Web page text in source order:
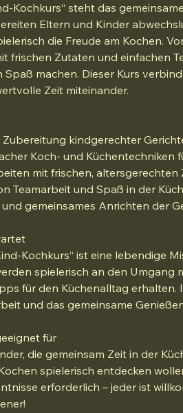
.
S
e
p
t
.
Kochkurs“ steht das
Eltern und Kinder
die Freude am Kochen.
frischen Zutaten und einfachen
Spaß machen. Dieser Kurs
Zeit miteinander.
Zubereitung kindgerechter
Koch- und Küchentechniken
mit frischen, altersgerechten
Teamarbeit und Spaß in der
gemeinsames Anrichten der
Kochkurs“ ist eine lebendige
spielerisch an den
für den Küchenalltag erhalten.
und das gemeinsame
für
die gemeinsam Zeit in der
spielerisch entdecken
erforderlich – jeder ist